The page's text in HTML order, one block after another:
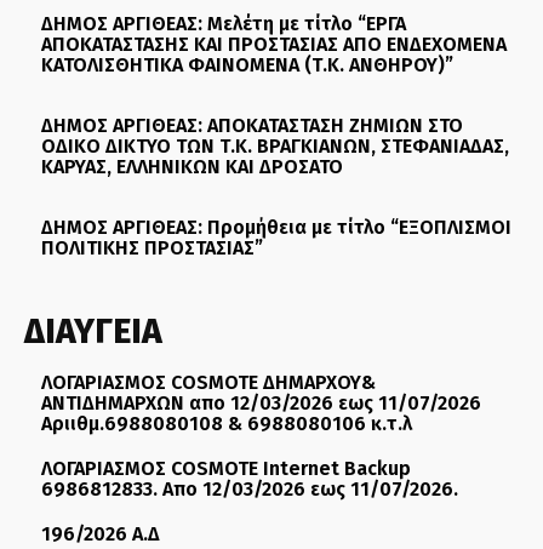
ΔΗΜΟΣ ΑΡΓΙΘΕΑΣ: Μελέτη με τίτλο “ΕΡΓΑ
ΑΠΟΚΑΤΑΣΤΑΣΗΣ ΚΑΙ ΠΡΟΣΤΑΣΙΑΣ ΑΠΟ ΕΝΔΕΧΟΜΕΝΑ
ΚΑΤΟΛΙΣΘΗΤΙΚΑ ΦΑΙΝΟΜΕΝΑ (Τ.Κ. ΑΝΘΗΡΟΥ)”
ΔΗΜΟΣ ΑΡΓΙΘΕΑΣ: ΑΠΟΚΑΤΑΣΤΑΣΗ ΖΗΜΙΩΝ ΣΤΟ
ΟΔΙΚΟ ΔΙΚΤΥΟ ΤΩΝ Τ.Κ. ΒΡΑΓΚΙΑΝΩΝ, ΣΤΕΦΑΝΙΑΔΑΣ,
ΚΑΡΥΑΣ, ΕΛΛΗΝΙΚΩΝ ΚΑΙ ΔΡΟΣΑΤΟ
ΔΗΜΟΣ ΑΡΓΙΘΕΑΣ: Προμήθεια με τίτλο “ΕΞΟΠΛΙΣΜΟΙ
ΠΟΛΙΤΙΚΗΣ ΠΡΟΣΤΑΣΙΑΣ”
ΔΙΑΥΓΕΙΑ
ΛΟΓΑΡΙΑΣΜΟΣ COSMOTE ΔΗΜΑΡΧΟΥ&
ΑΝΤΙΔΗΜΑΡΧΩΝ απο 12/03/2026 εως 11/07/2026
Αριιθμ.6988080108 & 6988080106 κ.τ.λ
ΛΟΓΑΡΙΑΣΜΟΣ COSMOTE Internet Backup
6986812833. Απο 12/03/2026 εως 11/07/2026.
196/2026 Α.Δ